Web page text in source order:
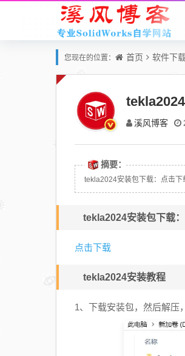
您现在的位置： 首页 软件下
溪风博客
摘要：
tekla2024安装包下载：点击
tekla2024安装包下载：
点击下载
tekla2024安装教程
1、下载安装包，然后解压